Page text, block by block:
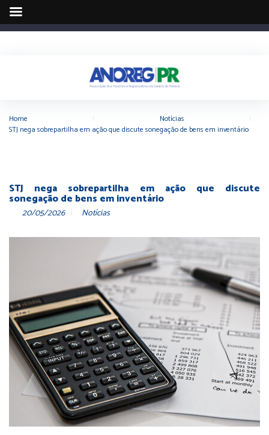
Home Notícias
STJ nega sobrepartilha em ação que discute sonegação de bens em inventário
STJ nega sobrepartilha em ação que discute
sonegação de bens em inventário
20/05/2026 Notícias